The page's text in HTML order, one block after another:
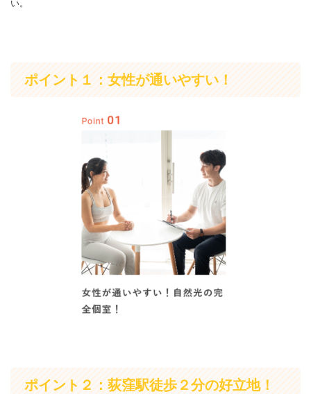
い。
ポイント１：女性が通いやすい！
ポイント２：荻窪駅徒歩２分の好立地！